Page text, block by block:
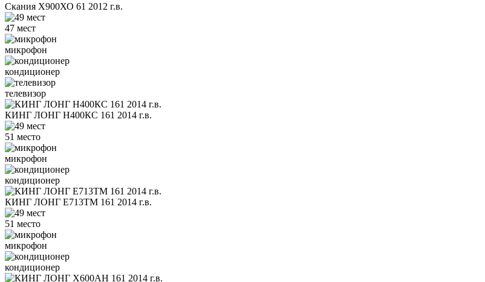
Скания Х900ХО 61 2012 г.в.
47 мест
микрофон
кондиционер
телевизор
КИНГ ЛОНГ Н400КС 161 2014 г.в.
51 место
микрофон
кондиционер
КИНГ ЛОНГ Е713ТМ 161 2014 г.в.
51 место
микрофон
кондиционер